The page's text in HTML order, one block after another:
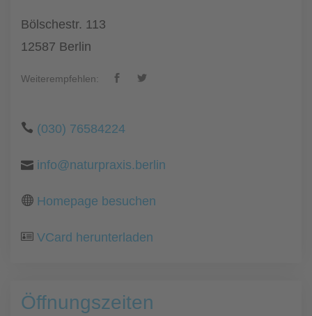
Bölschestr. 113
12587 Berlin
Weiterempfehlen:
(030) 76584224
info@naturpraxis.berlin
Homepage besuchen
VCard herunterladen
Öffnungszeiten